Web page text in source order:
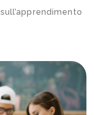
sull’apprendimento